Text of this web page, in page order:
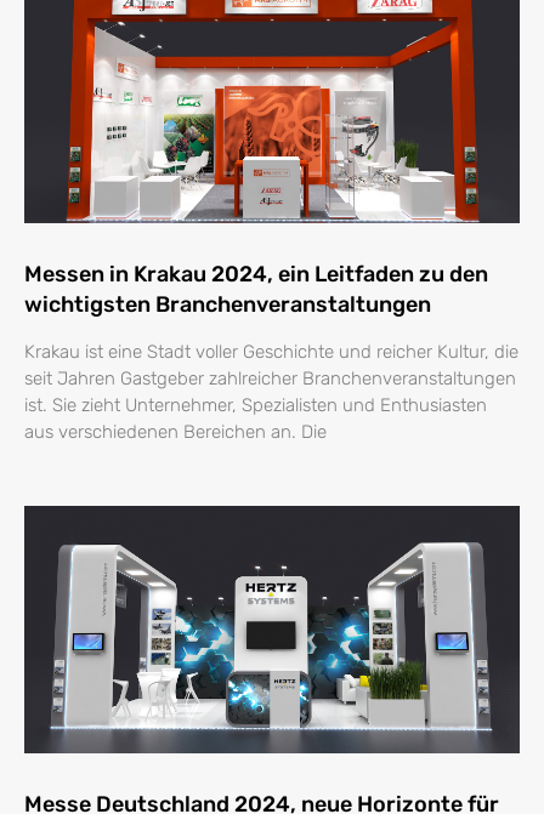
Messen in Krakau 2024, ein Leitfaden zu den
wichtigsten Branchenveranstaltungen
Krakau ist eine Stadt voller Geschichte und reicher Kultur, die
seit Jahren Gastgeber zahlreicher Branchenveranstaltungen
ist. Sie zieht Unternehmer, Spezialisten und Enthusiasten
aus verschiedenen Bereichen an. Die
Messe Deutschland 2024, neue Horizonte für